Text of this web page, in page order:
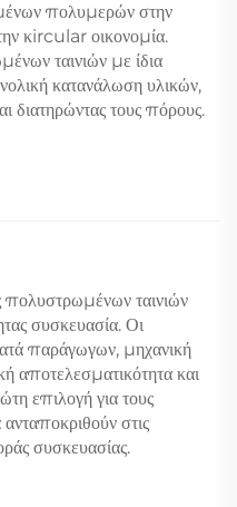
πολυμερών στην
κircular οικονομία.
ταινιών με ίδια
κατανάλωση υλικών,
διατηρώντας τους πόρους.
πολυστρωμένων ταινιών
συσκευασία. Οι
παράγωγων, μηχανική
αποτελεσματικότητα και
επιλογή για τους
στις
συσκευασίας.